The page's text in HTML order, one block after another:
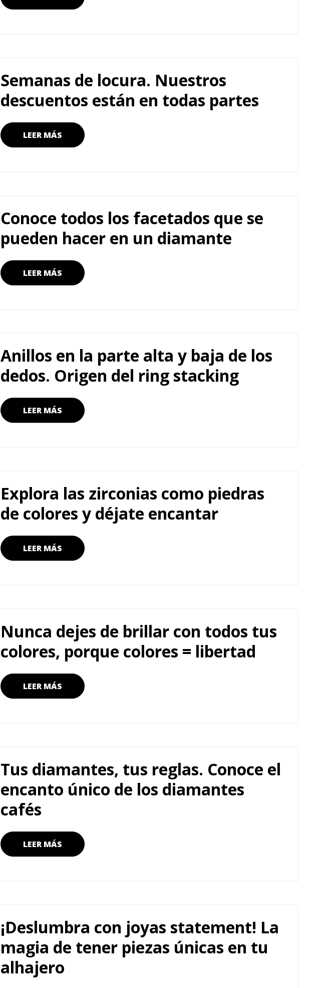
Semanas de locura. Nuestros
descuentos están en todas partes
LEER MÁS
Conoce todos los facetados que se
pueden hacer en un diamante
LEER MÁS
Anillos en la parte alta y baja de los
dedos. Origen del ring stacking
LEER MÁS
Explora las zirconias como piedras
de colores y déjate encantar
LEER MÁS
Nunca dejes de brillar con todos tus
colores, porque colores = libertad
LEER MÁS
Tus diamantes, tus reglas. Conoce el
encanto único de los diamantes
cafés
LEER MÁS
¡Deslumbra con joyas statement! La
magia de tener piezas únicas en tu
alhajero